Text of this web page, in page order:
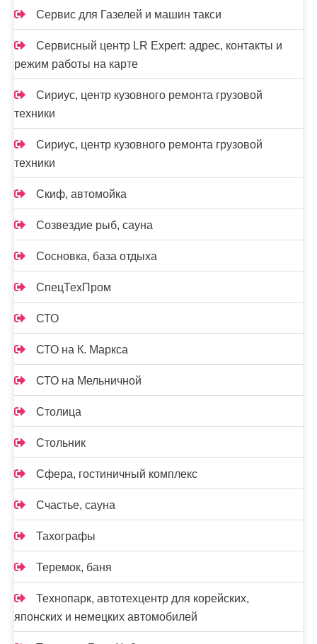
Сервис для Газелей и машин такси
Сервисный центр LR Expert: адрес, контакты и
режим работы на карте
Сириус, центр кузовного ремонта грузовой
техники
Сириус, центр кузовного ремонта грузовой
техники
Скиф, автомойка
Созвездие рыб, сауна
Сосновка, база отдыха
СпецТехПром
СТО
СТО на К. Маркса
СТО на Мельничной
Столица
Стольник
Сфера, гостиничный комплекс
Счастье, сауна
Тахографы
Теремок, баня
Технопарк, автотехцентр для корейских,
японских и немецких автомобилей